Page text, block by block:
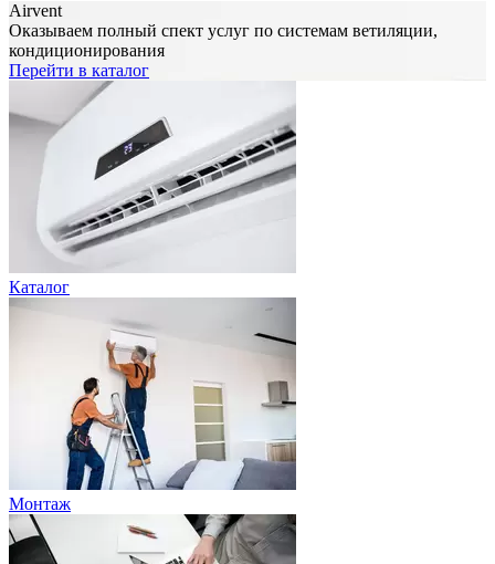
Airvent
Оказываем полный спект услуг по системам ветиляции,
кондиционирования
Перейти в каталог
Каталог
Монтаж